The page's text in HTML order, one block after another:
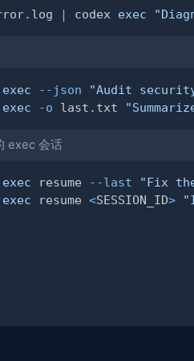
| codex exec
exec --json
"Audit
exec -o last.txt
exec 会话
exec resume --last
"Fix
exec resume <SESSION_ID>